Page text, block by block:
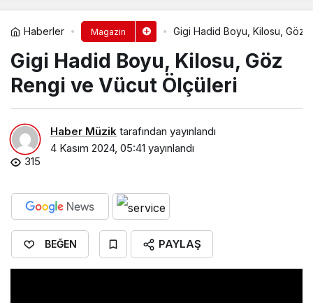
Haberler Magazin Gigi Hadid Boyu, Kilosu, Göz
Gigi Hadid Boyu, Kilosu, Göz
Rengi ve Vücut Ölçüleri
Haber Müzik tarafından yayınlandı
4 Kasım 2024, 05:41 yayınlandı
315
BEĞEN PAYLAŞ